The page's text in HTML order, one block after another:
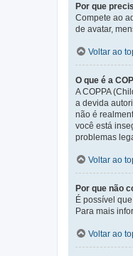
Por que
Compete ao
de avatar,
Voltar ao
O que é a
A COPPA
a devida
não é
você está
problemas
Voltar ao
Por que não
É possível
Para mais
Voltar ao